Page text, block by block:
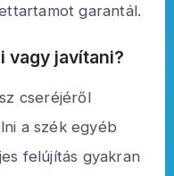
garantál.
vagy javítani?
cseréjéről
a szék egyéb
felújítás gyakran